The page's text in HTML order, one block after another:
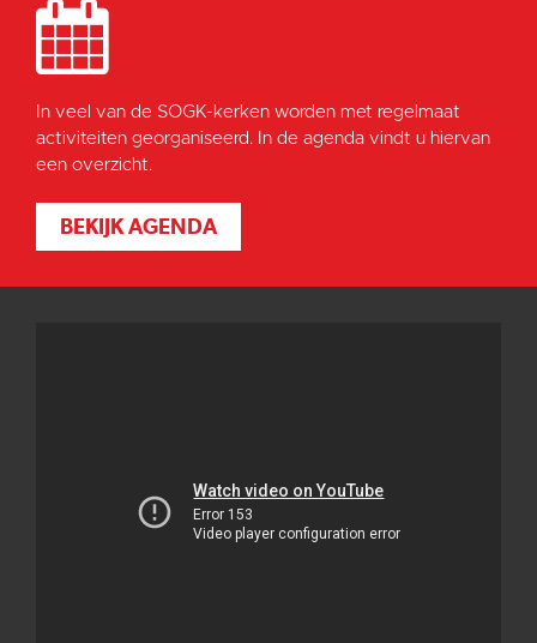
In veel van de SOGK-kerken worden met regelmaat
activiteiten georganiseerd. In de agenda vindt u hiervan
een overzicht.
BEKIJK AGENDA